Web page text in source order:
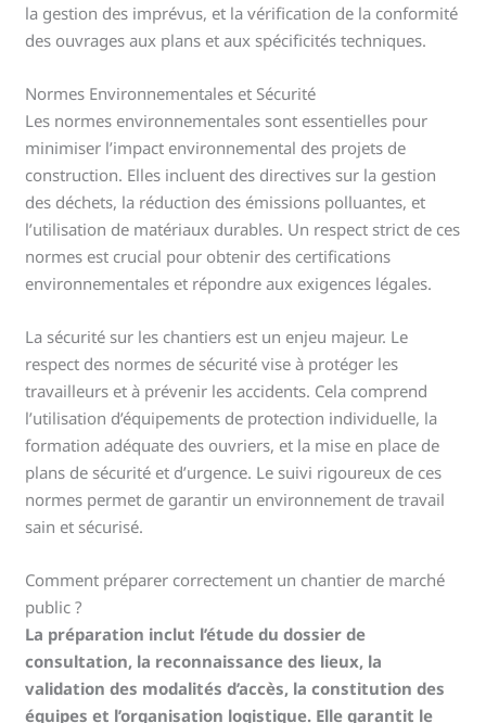
la gestion des imprévus, et la vérification de la conformité
des ouvrages aux plans et aux spécificités techniques.
Normes Environnementales et Sécurité
Les normes environnementales sont essentielles pour
minimiser l’impact environnemental des projets de
construction. Elles incluent des directives sur la gestion
des déchets, la réduction des émissions polluantes, et
l’utilisation de matériaux durables. Un respect strict de ces
normes est crucial pour obtenir des certifications
environnementales et répondre aux exigences légales.
La sécurité sur les chantiers est un enjeu majeur. Le
respect des normes de sécurité vise à protéger les
travailleurs et à prévenir les accidents. Cela comprend
l’utilisation d’équipements de protection individuelle, la
formation adéquate des ouvriers, et la mise en place de
plans de sécurité et d’urgence. Le suivi rigoureux de ces
normes permet de garantir un environnement de travail
sain et sécurisé.
Comment préparer correctement un chantier de marché
public ?
La préparation inclut l’étude du dossier de
consultation, la reconnaissance des lieux, la
validation des modalités d’accès, la constitution des
équipes et l’organisation logistique. Elle garantit le